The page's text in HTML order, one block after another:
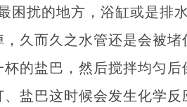
困扰的地方，浴缸或是排
久而久之水管还是会被
的盐巴，然后搅拌均匀
盐巴这时候会发生化学